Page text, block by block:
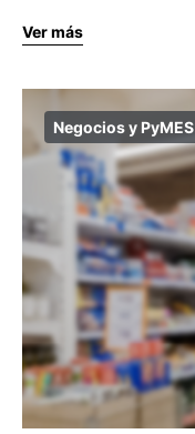
Ver más
Negocios y PyMES